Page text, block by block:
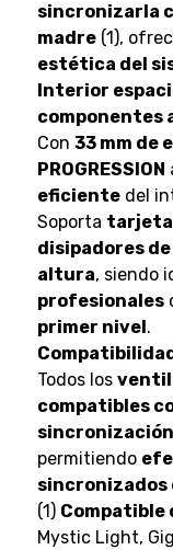
sincronizarla
madre(1),
estética del
Interior
componentes
Con 33 mm de
PROGRESSION
eficientedel
Soporta
disipadores de
altura, siendo
profesionales
primer nivel .
Todos los
compatibles
permitiendo
sincronizados
(1) Compatible
Mystic Light,